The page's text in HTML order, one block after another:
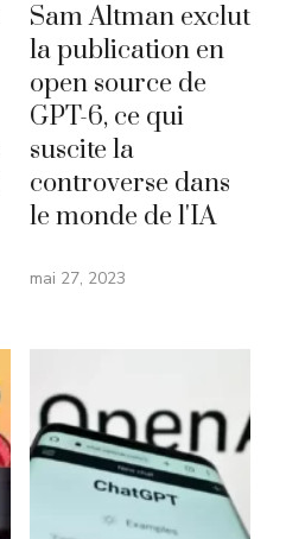
Sam Altman exclut
la publication en
open source de
GPT-6, ce qui
suscite la
controverse dans
le monde de l'IA
mai 27, 2023